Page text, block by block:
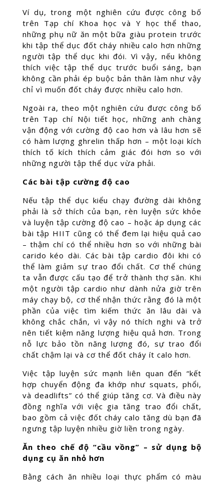
Ví dụ, trong một nghiên cứu được công bố
trên Tạp chí Khoa học và Y học thể thao,
những phụ nữ ăn một bữa giàu protein trước
khi tập thể dục đốt cháy nhiều calo hơn những
người tập thể dục khi đói. Vì vậy, nếu không
thích việc tập thể dục trước buổi sáng, bạn
không cần phải ép buộc bản thân làm như vậy
chỉ vì muốn đốt cháy được nhiều calo hơn.
Ngoài ra, theo một nghiên cứu được công bố
trên Tạp chí Nội tiết học, những anh chàng
vận động với cường độ cao hơn và lâu hơn sẽ
có hàm lượng ghrelin thấp hơn – một loại kích
thích tố kích thích cảm giác đói hơn so với
những người tập thể dục vừa phải.
Các bài tập cường độ cao
Nếu tập thể dục kiểu chạy đường dài không
phải là sở thích của bạn, rèn luyện sức khỏe
và luyện tập cường độ cao – hoặc áp dụng các
bài tập HIIT cũng có thể đem lại hiệu quả cao
– thậm chí có thể nhiều hơn so với những bài
carido kéo dài. Các bài tập cardio đôi khi có
thể làm giảm sự trao đổi chất. Cơ thể chúng
ta vẫn được cấu tạo để trở thành thợ săn. Khi
một người tập cardio như dành nửa giờ trên
máy chạy bộ, cơ thể nhận thức rằng đó là một
phần của việc tìm kiếm thức ăn lâu dài và
không chắc chắn, vì vậy nó thích nghi và trở
nên tiết kiệm năng lượng hiệu quả hơn. Trong
nỗ lực bảo tồn năng lượng đó, sự trao đổi
chất chậm lại và cơ thể đốt cháy ít calo hơn.
Việc tập luyện sức mạnh liên quan đến “kết
hợp chuyển động đa khớp như squats, phổi,
và deadlifts” có thể giúp tăng cơ. Và điều này
đồng nghĩa với việc gia tăng trao đổi chất,
bao gồm cả việc đốt cháy calo tăng dù bạn đã
ngưng tập luyện nhiều giờ liền trong ngày.
Ăn theo chế độ “cầu vồng” – sử dụng bộ
dụng cụ ăn nhỏ hơn
Bằng cách ăn nhiều loại thực phẩm có màu